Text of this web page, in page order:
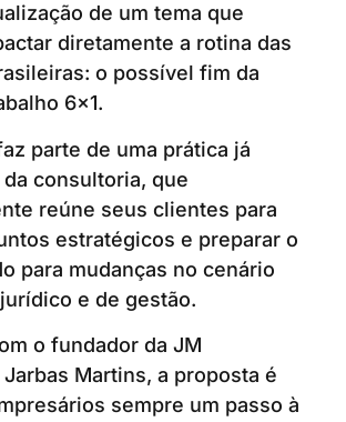
de um tema que
diretamente a rotina das
o possível fim da
6×1.
parte de uma prática já
consultoria, que
reúne seus clientes para
estratégicos e preparar o
para mudanças no cenário
e de gestão.
o fundador da JM
Martins, a proposta é
sempre um passo à